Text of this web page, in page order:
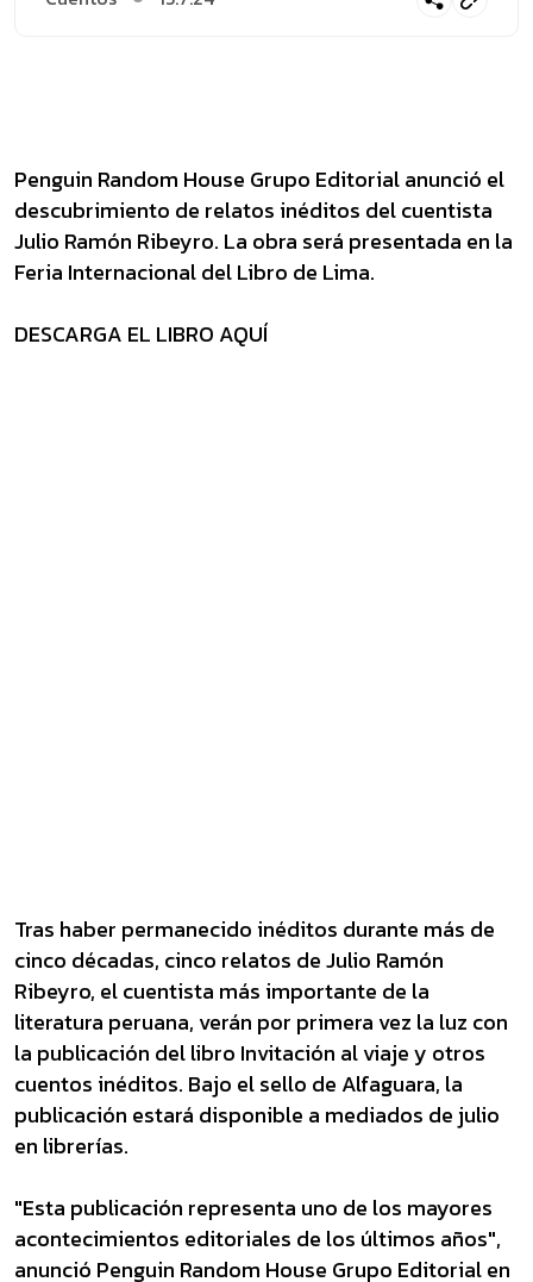
Penguin Random House Grupo Editorial anunció el
descubrimiento de relatos inéditos del cuentista
Julio Ramón Ribeyro. La obra será presentada en la
Feria Internacional del Libro de Lima.
DESCARGA EL LIBRO AQUÍ
Tras haber permanecido inéditos durante más de
cinco décadas, cinco relatos de Julio Ramón
Ribeyro, el cuentista más importante de la
literatura peruana, verán por primera vez la luz con
la publicación del libro Invitación al viaje y otros
cuentos inéditos. Bajo el sello de Alfaguara, la
publicación estará disponible a mediados de julio
en librerías.
"Esta publicación representa uno de los mayores
acontecimientos editoriales de los últimos años",
anunció Penguin Random House Grupo Editorial en